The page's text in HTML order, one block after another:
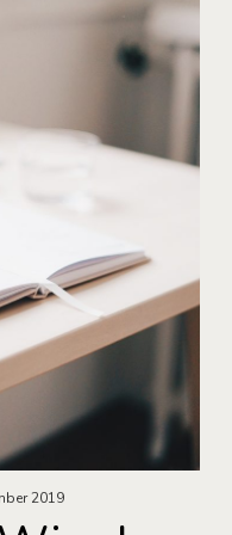
2019